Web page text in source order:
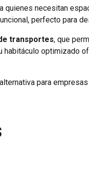
quienes necesitan
perfecto para
transportes, que
habitáculo optimizado
para